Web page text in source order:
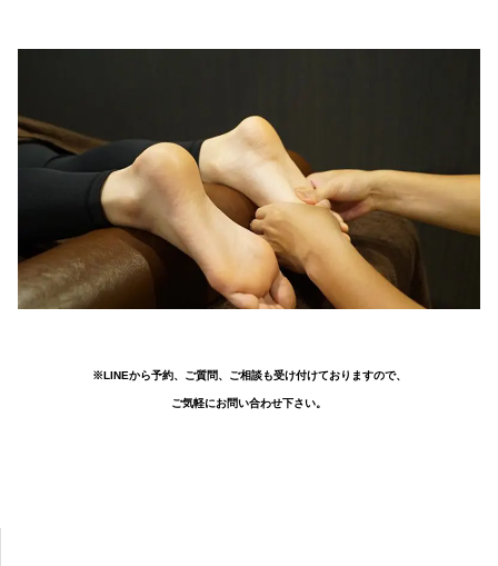
※LINEから予約、ご質問、ご相談も受け付けておりますので、
ご気軽にお問い合わせ下さい。